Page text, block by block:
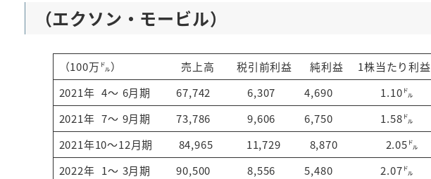
（エクソン・モービル）
（100万㌦） 売上高 税引前利益 純利益 1株当たり利益
2021年 4～ 6月期 67,742 6,307 4,690 1.10㌦
2021年 7～ 9月期 73,786 9,606 6,750 1.58㌦
2021年10～12月期 84,965 11,729 8,870 2.05㌦
2022年 1～ 3月期 90,500 8,556 5,480 2.07㌦